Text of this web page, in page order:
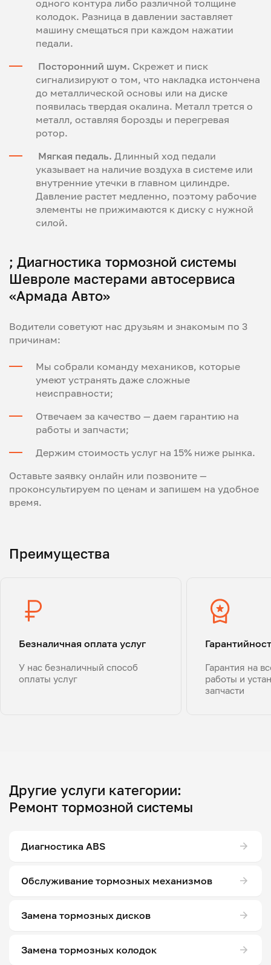
одного контура либо различной толщине
колодок. Разница в давлении заставляет
машину смещаться при каждом нажатии
педали.
Посторонний шум. Скрежет и писк
сигнализируют о том, что накладка истончена
до металлической основы или на диске
появилась твердая окалина. Металл трется о
металл, оставляя борозды и перегревая
ротор.
Мягкая педаль. Длинный ход педали
указывает на наличие воздуха в системе или
внутренние утечки в главном цилиндре.
Давление растет медленно, поэтому рабочие
элементы не прижимаются к диску с нужной
силой.
; Диагностика тормозной системы
Шевроле мастерами автосервиса
«Армада Авто»
Водители советуют нас друзьям и знакомым по 3
причинам:
Мы собрали команду механиков, которые
умеют устранять даже сложные
неисправности;
Отвечаем за качество — даем гарантию на
работы и запчасти;
Держим стоимость услуг на 15% ниже рынка.
Оставьте заявку онлайн или позвоните —
проконсультируем по ценам и запишем на удобное
время.
Преимущества
Безналичная оплата услуг
У нас безналичный способ
оплаты услуг
Гарантия на
работы и
запчасти
Другие услуги категории:
Ремонт тормозной системы
Диагностика ABS
Обслуживание тормозных механизмов
Замена тормозных дисков
Замена тормозных колодок